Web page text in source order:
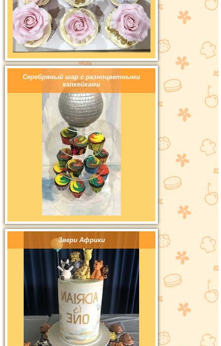
Серебряный шар с разноцветными
капкейками
Звери Африки